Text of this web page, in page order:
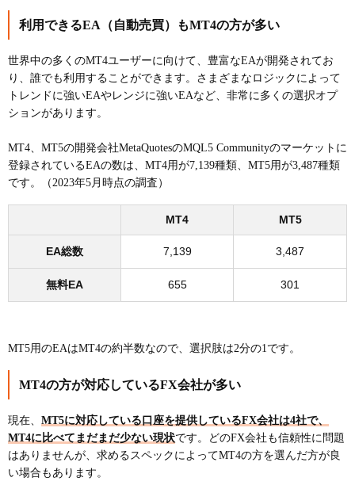
利用できるEA（自動売買）もMT4の方が多い
世界中の多くのMT4ユーザーに向けて、豊富なEAが開発されてお
り、誰でも利用することができます。さまざまなロジックによって
トレンドに強いEAやレンジに強いEAなど、非常に多くの選択オプ
ションがあります。
MT4、MT5の開発会社MetaQuotesのMQL5 Communityのマーケットに
登録されているEAの数は、MT4用が7,139種類、MT5用が3,487種類
です。（2023年5月時点の調査）
MT4 MT5
EA総数 7,139 3,487
無料EA 655 301
MT5用のEAはMT4の約半数なので、選択肢は2分の1です。
MT4の方が対応しているFX会社が多い
現在、 MT5に対応している口座を提供しているFX会社は4社で、
MT4に比べてまだまだ少ない現状です。どのFX会社も信頼性に問題
はありませんが、求めるスペックによってMT4の方を選んだ方が良
い場合もあります。